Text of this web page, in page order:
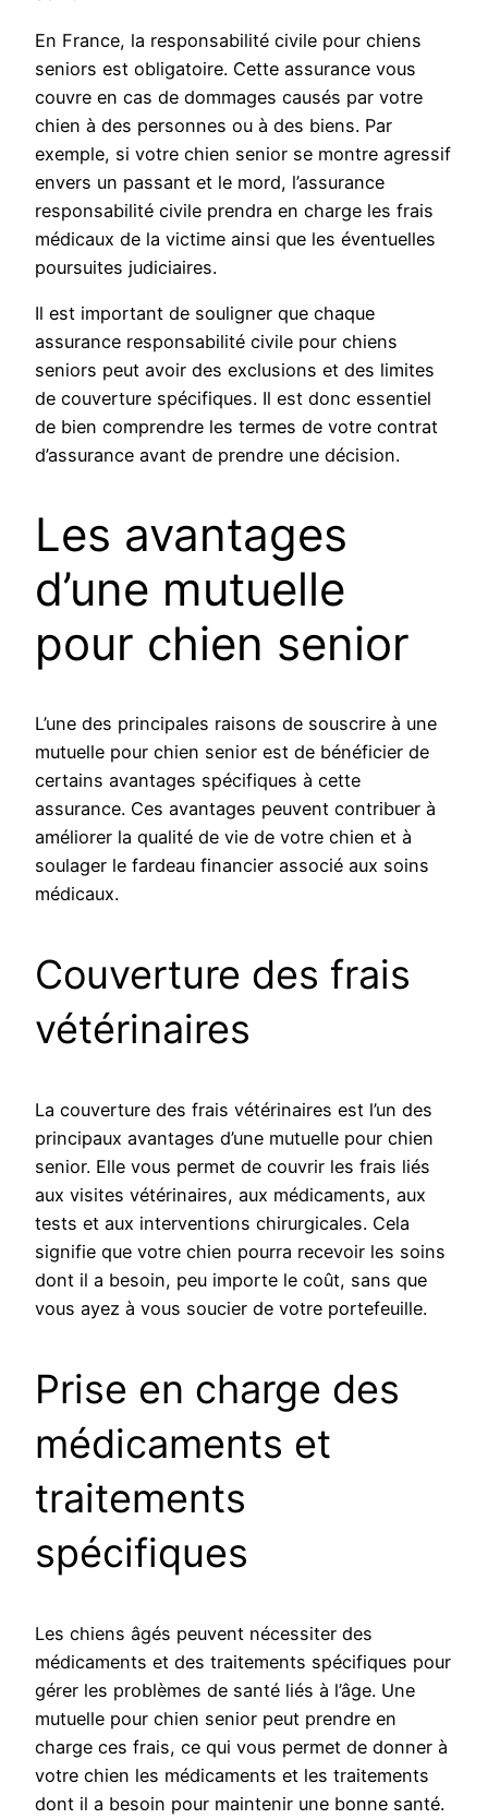
En France, la responsabilité civile pour chiens
seniors est obligatoire. Cette assurance vous
couvre en cas de dommages causés par votre
chien à des personnes ou à des biens. Par
exemple, si votre chien senior se montre agressif
envers un passant et le mord, l’assurance
responsabilité civile prendra en charge les frais
médicaux de la victime ainsi que les éventuelles
poursuites judiciaires.
Il est important de souligner que chaque
assurance responsabilité civile pour chiens
seniors peut avoir des exclusions et des limites
de couverture spécifiques. Il est donc essentiel
de bien comprendre les termes de votre contrat
d’assurance avant de prendre une décision.
Les avantages
d’une mutuelle
pour chien senior
L’une des principales raisons de souscrire à une
mutuelle pour chien senior est de bénéficier de
certains avantages spécifiques à cette
assurance. Ces avantages peuvent contribuer à
améliorer la qualité de vie de votre chien et à
soulager le fardeau financier associé aux soins
médicaux.
Couverture des frais
vétérinaires
La couverture des frais vétérinaires est l’un des
principaux avantages d’une mutuelle pour chien
senior. Elle vous permet de couvrir les frais liés
aux visites vétérinaires, aux médicaments, aux
tests et aux interventions chirurgicales. Cela
signifie que votre chien pourra recevoir les soins
dont il a besoin, peu importe le coût, sans que
vous ayez à vous soucier de votre portefeuille.
Prise en charge des
médicaments et
traitements
spécifiques
Les chiens âgés peuvent nécessiter des
médicaments et des traitements spécifiques pour
gérer les problèmes de santé liés à l’âge. Une
mutuelle pour chien senior peut prendre en
charge ces frais, ce qui vous permet de donner à
votre chien les médicaments et les traitements
dont il a besoin pour maintenir une bonne santé.